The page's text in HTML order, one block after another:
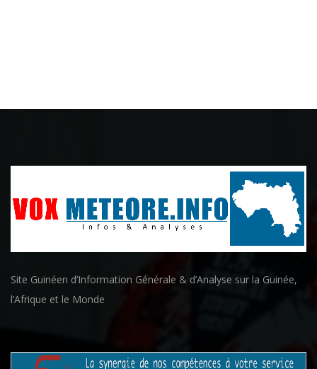
Site Guinéen d’Information Générale & d’Analyse sur la Guinée,
l’Afrique et le Monde